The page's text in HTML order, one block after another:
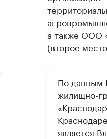
а также ООО
(второе
По данным
жилищно-
является